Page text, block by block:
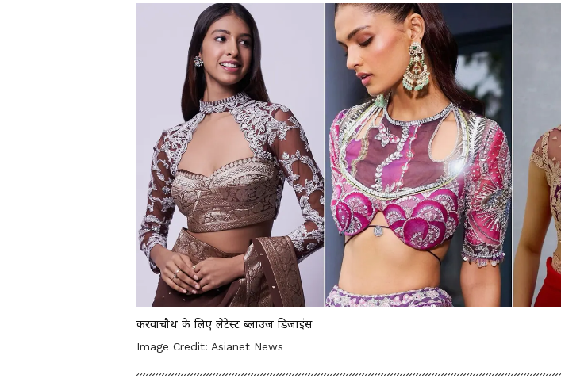
करवाचौथ के लिए लेटेस्ट ब्लाउज डिजाइंस
Image Credit: Asianet News